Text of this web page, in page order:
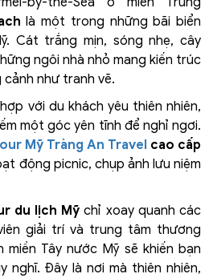
là một trong những bãi biển
Cát trắng mịn, sóng nhẹ, cây
ngôi nhà nhỏ mang kiến trúc
như tranh vẽ.
với du khách yêu thiên nhiên,
một góc yên tĩnh để nghỉ ngơi.
Mỹ Tràng An Travel cao cấp
động picnic, chụp ảnh lưu niệm
du lịch Mỹ chỉ xoay quanh các
giải trí và trung tâm thương
miền Tây nước Mỹ sẽ khiến bạn
nghĩ. Đây là nơi mà thiên nhiên,